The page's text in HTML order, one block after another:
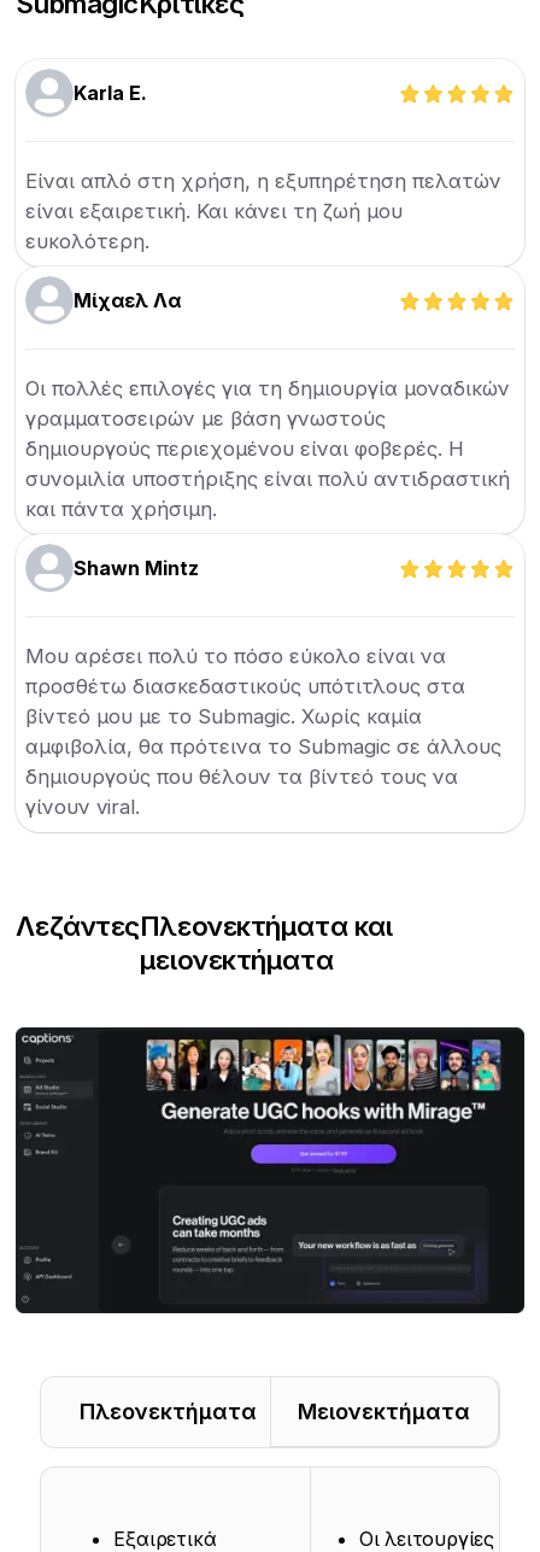
Karla E.
Είναι απλό στη χρήση, η εξυπηρέτηση πελατών
είναι εξαιρετική. Και κάνει τη ζωή μου
ευκολότερη.
Μίχαελ Λα
Οι πολλές επιλογές για τη δημιουργία μοναδικών
γραμματοσειρών με βάση γνωστούς
δημιουργούς περιεχομένου είναι φοβερές. Η
συνομιλία υποστήριξης είναι πολύ αντιδραστική
και πάντα χρήσιμη.
Shawn Mintz
Μου αρέσει πολύ το πόσο εύκολο είναι να
προσθέτω διασκεδαστικούς υπότιτλους στα
βίντεό μου με το Submagic. Χωρίς καμία
αμφιβολία, θα πρότεινα το Submagic σε άλλους
δημιουργούς που θέλουν τα βίντεό τους να
γίνουν viral.
ΛεζάντεςΠλεονεκτήματα και
μειονεκτήματα
Πλεονεκτήματα Μειονεκτήματα
Εξαιρετικά
Οι λειτουργίες